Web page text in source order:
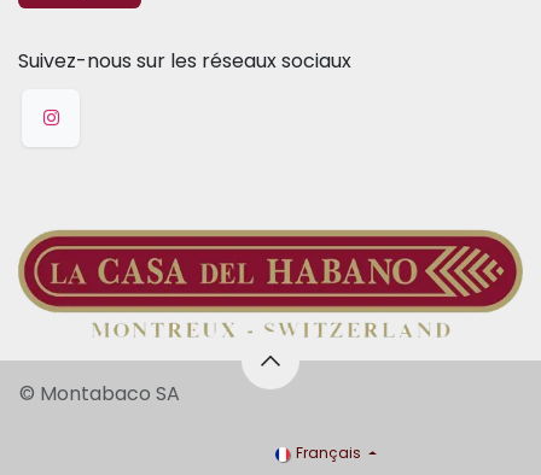
Suivez-nous sur les réseaux sociaux
© Montabaco SA
Français